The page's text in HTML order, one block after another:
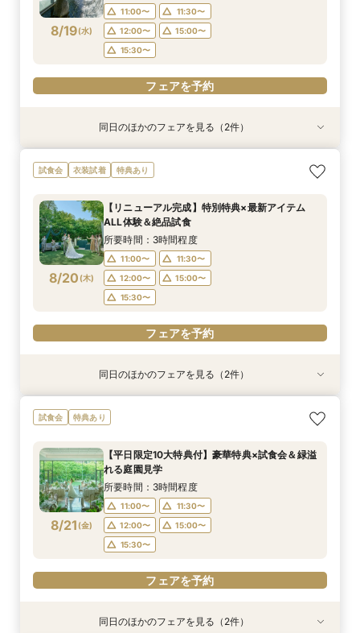
14:00〜
フェアを予約
14:00〜
フェアを予約
14:00〜
フェアを予約
14:00〜
フェアを予約
14:00〜
フェアを予約
14:00〜
フェアを予約
8/19(水)
11:00〜
11:30〜
12:00〜
15:00〜
15:30〜
フェアを予約
衣装試着 特典あり
8/19(水)
【少人数プラン相談会】専用の貸切別邸OPEN&
贅沢無料試食
11:00〜
11:30〜
12:00〜
15:00〜
15:30〜
フェアを予約
特典あり
8/19(水)
マイナビ限定★当館人気NO,1◆豪華国産「しあ
わせ絆牛」絶品試食付◆
11:00〜
11:30〜
12:00〜
15:00〜
15:30〜
フェアを予約
同日のほかのフェアを見る（2件）
試食会 衣装試着 特典あり
8/20 (木)
【リニューアル完成】特別特典×最新アイテム
ALL体験＆絶品試食
所要時間：3時間程度
11:00〜
11:30〜
12:00〜
15:00〜
15:30〜
フェアを予約
衣装試着 特典あり
8/20(木)
【少人数プラン相談会】専用の貸切別邸OPEN&
贅沢無料試食
11:00〜
12:00〜
15:00〜
15:30〜
フェアを予約
特典あり
8/20(木)
マイナビ限定★当館人気NO,1◆豪華国産「しあ
わせ絆牛」絶品試食付◆
11:00〜
12:00〜
15:00〜
15:30〜
フェアを予約
同日のほかのフェアを見る（2件）
試食会 特典あり
8/21 (金)
【平日限定10大特典付】豪華特典×試食会＆緑溢
れる庭園見学
所要時間：3時間程度
11:00〜
11:30〜
12:00〜
15:00〜
15:30〜
フェアを予約
衣装試着 特典あり
特典あり同日のほかのフェアを見る（2件）